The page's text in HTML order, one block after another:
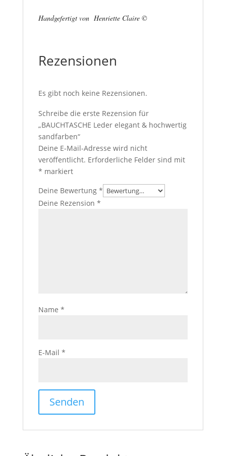
Handgefertigt von Henriette Claire ©
Rezensionen
Es gibt noch keine Rezensionen.
Schreibe die erste Rezension für
„BAUCHTASCHE Leder elegant & hochwertig
sandfarben“
Deine E-Mail-Adresse wird nicht
veröffentlicht. Erforderliche Felder sind mit
* markiert
Deine Bewertung *
Deine Rezension *
Name *
E-Mail *